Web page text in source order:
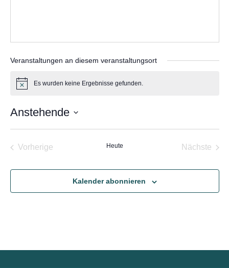
Veranstaltungen an diesem veranstaltungsort
HinweisEs wurden keine Ergebnisse gefunden.
Anstehende
wählen.
VorherigeVeranstaltungenHeute Nächste
Kalender abonnieren